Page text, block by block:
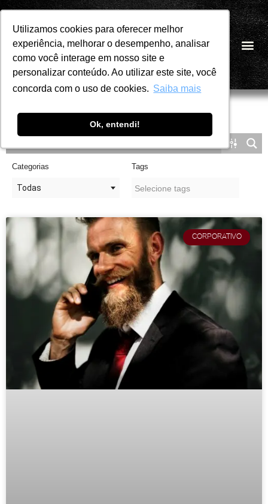
Utilizamos cookies para oferecer melhor
experiência, melhorar o desempenho, analisar
como você interage em nosso site e
personalizar conteúdo. Ao utilizar este site, você
concorda com o uso de cookies. Saiba mais
Ok, entendi!
Utilizamos cookies para oferecer melhor
experiência, melhorar o desempenho, analisar
como você interage em nosso site e
personalizar conteúdo. Ao utilizar este site, você
concorda com o uso de cookies. Saiba mais
Ok, entendi!
Pular
para
o
conteúdo
PT
Categorias
Todas
Tags
CORPORATIVO